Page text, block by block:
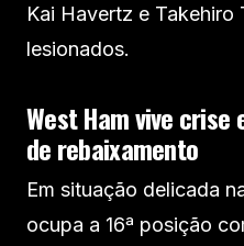
Kai Havertz e Takehiro
lesionados.
West Ham vive crise
de rebaixamento
Em situação delicada
ocupa a 16ª posição